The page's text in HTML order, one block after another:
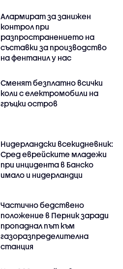
Алармират за занижен
контрол при
разпространението на
съставки за производство
на фентанил у нас
Сменят безплатно всички
коли с електромобили на
гръцки остров
Нидерландски всекидневник:
Сред еврейските младежи
при инцидента в Банско
имало и нидерландци
Частично бедствено
положение в Перник заради
пропаднал път към
газоразпределителна
станция